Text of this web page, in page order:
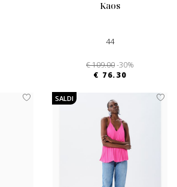
kaos
44
€ 109.00-30%
€ 76.30
SALDI